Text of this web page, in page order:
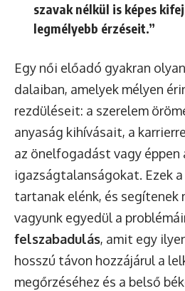
szavak nélkül is képes
legmélyebb érzéseit.”
Egy női előadó gyakran
dalaiban, amelyek mélyen
rezdüléseit: a szerelem
anyaság kihívásait, a
az önelfogadást vagy éppen
igazságtalanságokat. Ezek
tartanak elénk, és segítenek
vagyunk egyedül a
felszabadulás, amit egy
hosszú távon hozzájárul a
megőrzéséhez és a belső